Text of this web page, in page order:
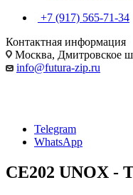
+7 (917) 565-71-34
Контактная информация
Москва, Дмитровское
info@futura-zip.ru
Telegram
WhatsApp
CE202 UNOX -